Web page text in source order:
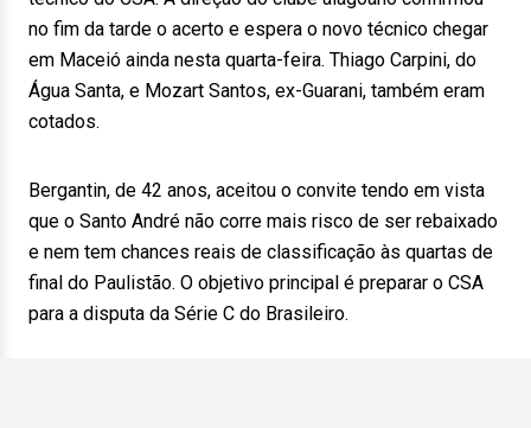
no fim da tarde o acerto e espera o novo técnico chegar
em Maceió ainda nesta quarta-feira. Thiago Carpini, do
Água Santa, e Mozart Santos, ex-Guarani, também eram
cotados.
Bergantin, de 42 anos, aceitou o convite tendo em vista
que o Santo André não corre mais risco de ser rebaixado
e nem tem chances reais de classificação às quartas de
final do Paulistão. O objetivo principal é preparar o CSA
para a disputa da Série C do Brasileiro.